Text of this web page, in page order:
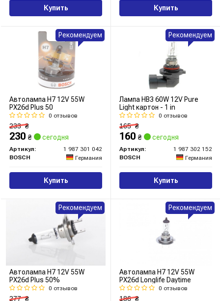
Купить Купить
Автолампа H7 12V 55W
PX26d Plus 50
0 отзывов
233₴
230 ₴ сегодня
Артикул:
1 987 301 042
BOSCH
Германия
Купить
Рекомендуем
Лампа HB3 60W 12V Pure
Light картон - 1 in
0 отзывов
165₴
160 ₴ сегодня
Артикул:
1 987 302 152
BOSCH
Германия
Купить
Рекомендуем
Автолампа H7 12V 55W
PX26d Plus 50%
0 отзывов
277₴
Рекомендуем
Автолампа H7 12V 55W
PX26d Longlife Daytime
0 отзывов
186₴
Рекомендуем